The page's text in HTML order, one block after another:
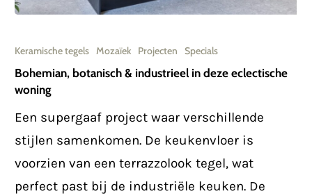
botanisch
&
industrieel
in
deze
eclectische
woning
Keramische tegels Mozaïek Projecten Specials
Bohemian, botanisch & industrieel in deze eclectische
woning
Een supergaaf project waar verschillende
stijlen samenkomen. De keukenvloer is
voorzien van een terrazzolook tegel, wat
perfect past bij de industriële keuken. De